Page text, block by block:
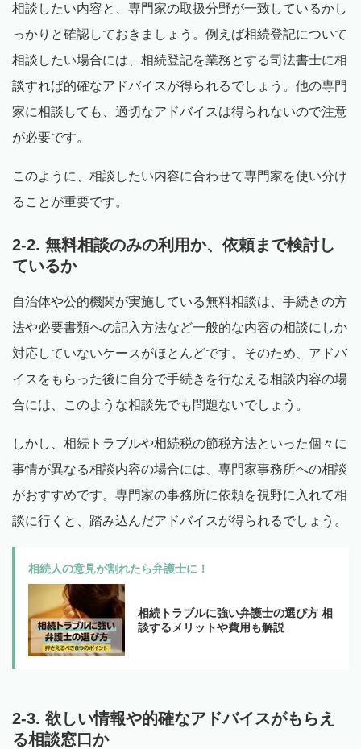
相談したい内容と、専門家の取扱分野が一致しているかし
っかりと確認しておきましょう。例えば相続登記について
相談したい場合には、相続登記を業務とする司法書士に相
談すれば的確なアドバイスが得られるでしょう。他の専門
家に相談しても、適切なアドバイスは得られないので注意
が必要です。
このように、相談したい内容に合わせて専門家を使い分け
ることが重要です。
2-2. 無料相談のみの利用か、依頼まで検討し
ているか
自治体や公的機関が実施している無料相談は、手続きの方
法や必要書類への記入方法など一般的な内容の相談にしか
対応していないケースがほとんどです。そのため、アドバ
イスをもらった後に自分で手続きを行なえる相談内容の場
合には、このような相談先でも問題ないでしょう。
しかし、相続トラブルや相続税の節税方法といった個々に
事情が異なる相談内容の場合には、専門家事務所への相談
がおすすめです。専門家の事務所に依頼を視野に入れて相
談に行くと、踏み込んだアドバイスが得られるでしょう。
相続人の意見が割れたら弁護士に！
相続トラブルに強い弁護士の選び方 相
談するメリットや費用も解説
2-3. 欲しい情報や的確なアドバイスがもらえ
る相談窓口か